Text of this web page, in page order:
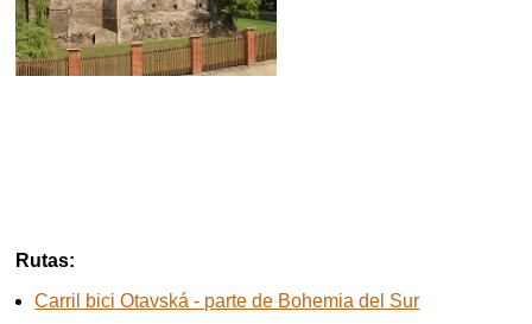
Rutas:
Carril bici Otavská - parte de Bohemia del Sur